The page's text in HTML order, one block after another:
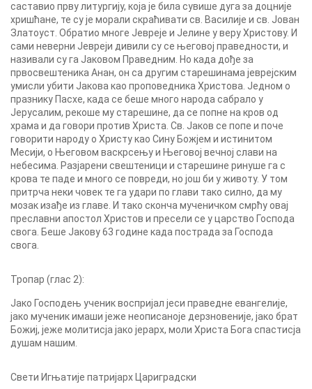
саставио прву литургију, која је била сувише дуга за доцније
хришћане, те су је морали скраћивати св. Василије и св. Јован
Златоуст. Обратио многе Јевреје и Јелине у веру Христову. И
сами неверни Јевреји дивили су се његовој праведности, и
називали су га Јаковом Праведним. Но када дође за
првосвештеника Анан, он са другим старешинама јеврејским
умисли убити Јакова као проповедника Христова. Једном о
празнику Пасхе, када се беше много народа сабрало у
Јерусалим, рекоше му старешине, да се попне на кров од
храма и да говори против Христа. Св. Јаков се попе и поче
говорити народу о Христу као Сину Божјем и истинитом
Месији, о Његовом васкрсењу и Његовој вечној слави на
небесима. Разјарени свештеници и старешине ринуше га с
крова те паде и много се повреди, но још би у животу. У том
притрча неки човек те га удари по глави тако силно, да му
мозак изађе из главе. И тако сконча мученичком смрћу овај
преславни апостол Христов и пресели се у царство Господа
свога. Беше Јакову 63 године када пострада за Господа
свога.
Тропар (глас 2):
Јако Господењ ученик воспријал јеси праведне евангелије,
јако мученик имаши јеже неописаноје дерзновеније, јако брат
Божиј, јеже молитисја јако јерарх, моли Христа Бога спастисја
душам нашим.
Свети Игњатије патријарх Цариградски